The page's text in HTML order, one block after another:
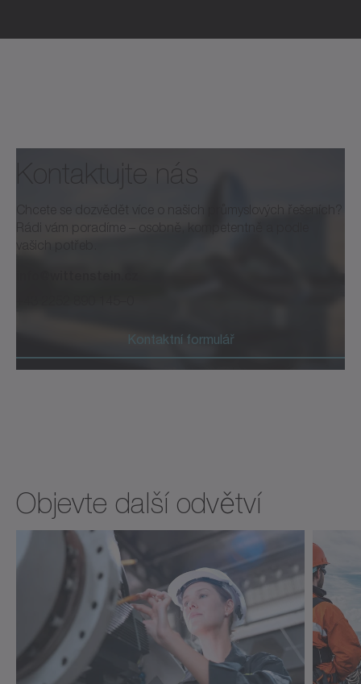
Rádi vám poradíme – osobně, kompetentně a podle
Kontaktní formulář
Objevte další odvětví